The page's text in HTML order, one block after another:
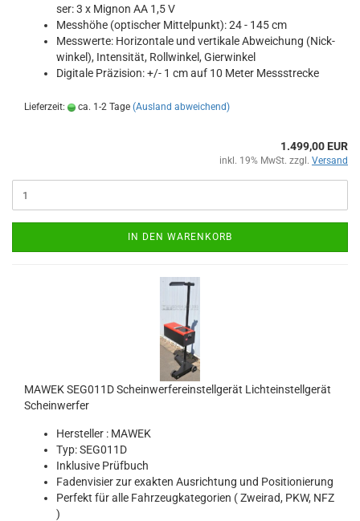
ser: 3 x Mi­gnon AA 1,5 V
Mess­hö­he (op­ti­scher Mit­tel­punkt): 24 - 145 cm
Mess­wer­te: Ho­ri­zon­ta­le und ver­ti­ka­le Ab­wei­chung (Nick­
win­kel), In­ten­si­tät, Roll­win­kel, Gier­win­kel
Di­gi­ta­le Prä­zi­si­on: +/- 1 cm auf 10 Meter Mess­stre­cke
Lieferzeit: ca. 1-2 Tage (Ausland abweichend)
1.499,00 EUR
inkl. 19% MwSt. zzgl. Versand
IN DEN WARENKORB
MAWEK SEG011D Schein­wer­fer­ein­stell­ge­rät Licht­ein­stell­ge­rät
Schein­wer­fer
Her­stel­ler : MAWEK
Typ: SEG011D
In­klu­si­ve Prüf­buch
Fa­den­vi­sier zur ex­ak­ten Aus­rich­tung und Po­si­tio­nie­rung
Per­fekt für alle Fahr­zeug­ka­te­go­rien ( Zwei­rad, PKW, NFZ
)